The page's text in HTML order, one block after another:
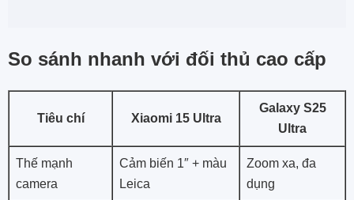
So sánh nhanh với đối thủ cao cấp
Tiêu chí Xiaomi 15 Ultra
Galaxy S25
Ultra
Thế mạnh
camera
Cảm biến 1″ + màu
Leica
Zoom xa, đa
dụng